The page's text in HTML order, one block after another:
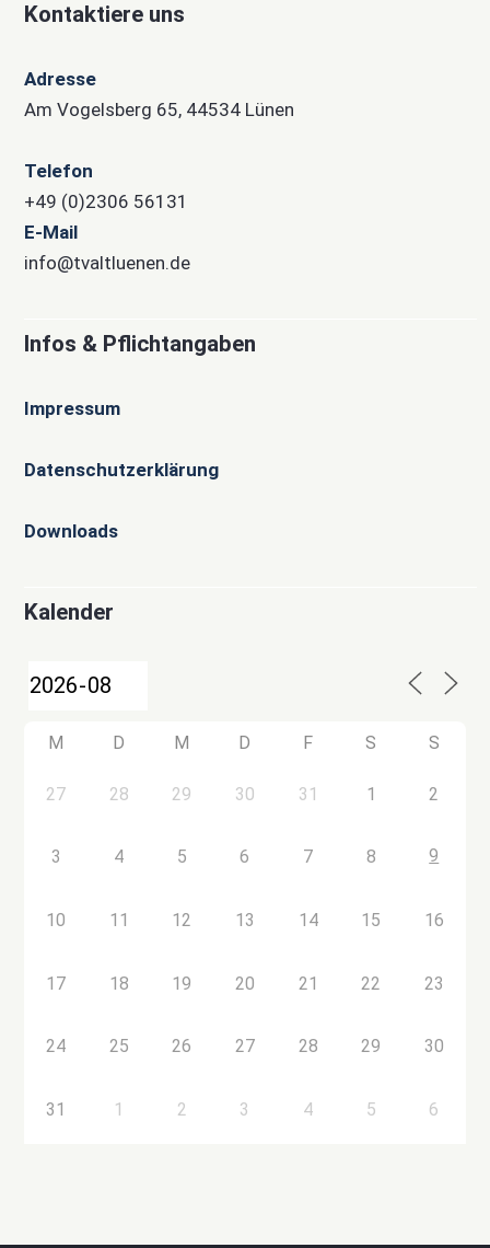
Kontaktiere uns
Adresse
Am Vogelsberg 65, 44534 Lünen
Telefon
+49 (0)2306 56131
E-Mail
info@tvaltluenen.de
Infos & Pflichtangaben
Impressum
Datenschutzerklärung
Downloads
Kalender
M D M D F S S
27 28 29 30 31 1 2
3 4 5 6 7 8 9
10 11 12 13 14 15 16
17 18 19 20 21 22 23
24 25 26 27 28 29 30
31 1 2 3 4 5 6